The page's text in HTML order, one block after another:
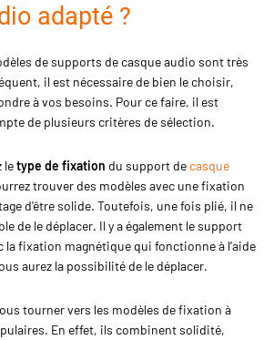
adapté ?
de supports de casque audio sont très
il est nécessaire de bien le choisir,
à vos besoins. Pour ce faire, il est
de plusieurs critères de sélection.
letype de fixation du support decasque
trouver des modèles avec une fixation
d'être solide. Toutefois, une fois plié, il ne
de le déplacer. Il y a également le support
la fixation magnétique qui fonctionne à l’aide
aurez la possibilité de le déplacer.
tourner vers les modèles de fixation à
En effet, ils combinent solidité,